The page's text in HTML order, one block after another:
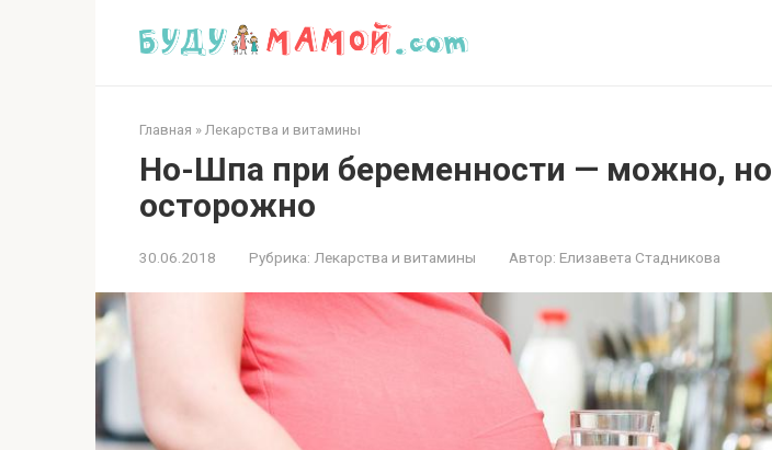
Главная » Лекарства и витамины
Но-Шпа при беременности — можно, но
осторожно
30.06.2018 Рубрика: Лекарства и витамины Автор: Елизавета Стадникова